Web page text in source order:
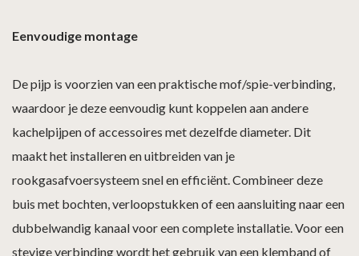
Eenvoudige montage
De pijp is voorzien van een praktische mof/spie-verbinding,
waardoor je deze eenvoudig kunt koppelen aan andere
kachelpijpen of accessoires met dezelfde diameter. Dit
maakt het installeren en uitbreiden van je
rookgasafvoersysteem snel en efficiënt. Combineer deze
buis met bochten, verloopstukken of een aansluiting naar een
dubbelwandig kanaal voor een complete installatie. Voor een
stevige verbinding wordt het gebruik van een klemband of